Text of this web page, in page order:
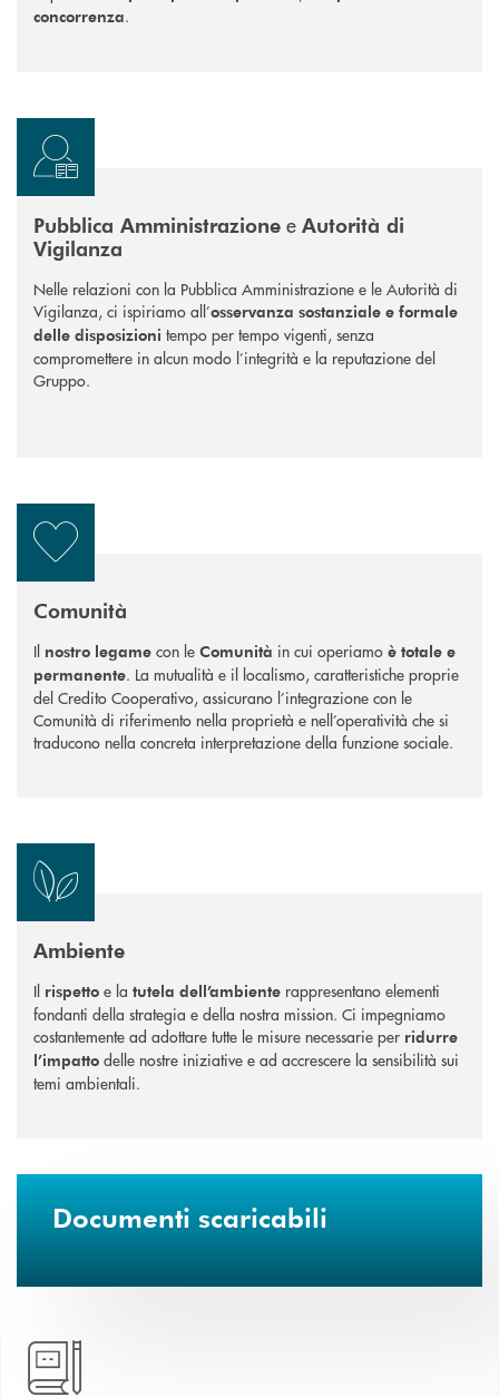
concorrenza.
Pubblica Amministrazione e Autorità di
Vigilanza
Nelle relazioni con la Pubblica Amministrazione e le Autorità di
Vigilanza, ci ispiriamo all’osservanza sostanziale e formale
delle disposizioni tempo per tempo vigenti, senza
compromettere in alcun modo l’integrità e la reputazione del
Gruppo.
Comunità
Il nostro legame con le Comunità in cui operiamo è totale e
permanente. La mutualità e il localismo, caratteristiche proprie
del Credito Cooperativo, assicurano l’integrazione con le
Comunità di riferimento nella proprietà e nell’operatività che si
traducono nella concreta interpretazione della funzione sociale.
Ambiente
Il rispetto e la tutela dell’ambiente rappresentano elementi
fondanti della strategia e della nostra mission. Ci impegniamo
costantemente ad adottare tutte le misure necessarie per ridurre
l’impatto delle nostre iniziative e ad accrescere la sensibilità sui
temi ambientali.
Documenti scaricabili